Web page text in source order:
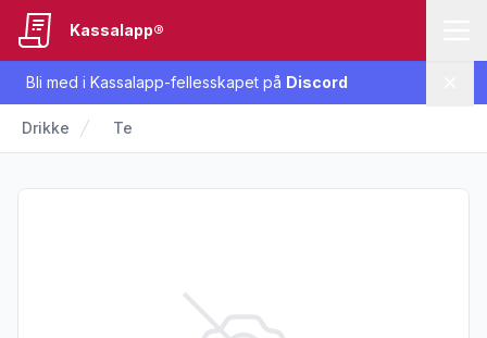
Bli med i Kassalapp-fellesskapet på Discord
Kassalapp®
Drikke Te